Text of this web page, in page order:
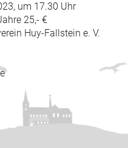
um 17.30 Uhr
25,- €
Huy-Fallstein e. V.